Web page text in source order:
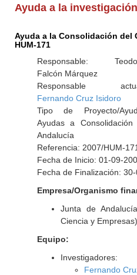
Ayuda a la investigación
Ayuda a la Consolidación del
HUM-171
Responsable:
Falcón Márquez
Responsable
Fernando Cruz Isidoro
Tipo de Proyecto/
Ayudas a
Andalucía
Referencia: 2007/HUM-171
Fecha de Inicio: 01-09-
Fecha de Finalización:
Empresa/Organismo
Junta de
Ciencia y Empresas)
Equipo:
Investigadores:
Fernando